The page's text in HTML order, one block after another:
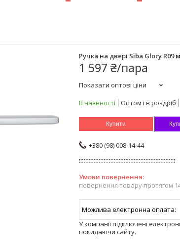
Ручка на двері Siba Glory
1 597 ₴/пара
Показати оптові ціни
В наявності
Оптом і в роздріб
Купити
+380 (98) 008-14-44
повернення товару протягом
У компанії підключені
покидаючи сайту.